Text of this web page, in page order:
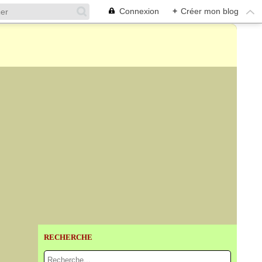
Connexion + Créer mon blog
RECHERCHE